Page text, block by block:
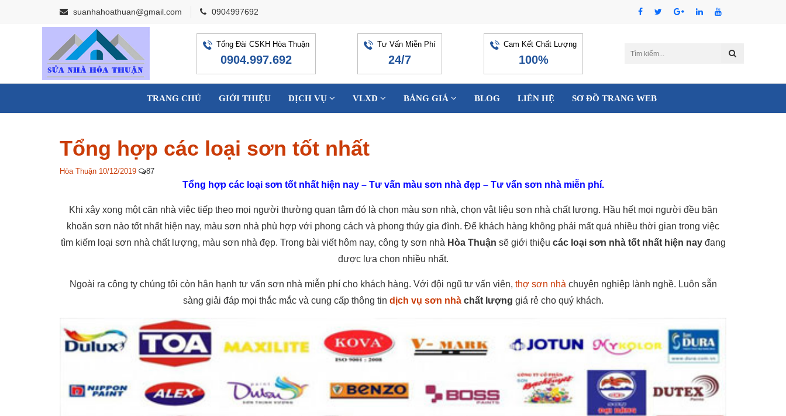
suanhahoathuan@gmail.com 0904997692
Tổng Đài CSKH Hòa Thuận
0904.997.692
Tư Vấn Miễn Phí
24/7
Cam Kết Chất Lượng
100%
TRANG CHỦ GIỚI THIỆU DỊCH VỤ VLXD BẢNG GIÁ BLOG LIÊN HỆ SƠ ĐỒ TRANG WEB
Tổng hợp các loại sơn tốt nhất
Hòa Thuận 10/12/2019 87
Tổng hợp các loại sơn tốt nhất hiện nay – Tư vấn màu sơn nhà đẹp – Tư vấn sơn nhà miễn phí.
Khi xây xong một căn nhà việc tiếp theo mọi người thường quan tâm đó là chọn màu sơn nhà, chọn vật liệu sơn nhà chất lượng. Hầu hết mọi người đều băn
khoăn sơn nào tốt nhất hiện nay, màu sơn nhà phù hợp với phong cách và phong thủy gia đình. Để khách hàng không phải mất quá nhiều thời gian trong việc
tìm kiếm loại sơn nhà chất lượng, màu sơn nhà đẹp. Trong bài viết hôm nay, công ty sơn nhà Hòa Thuận sẽ giới thiệu các loại sơn nhà tốt nhất hiện nayđang
được lựa chọn nhiều nhất.
Ngoài ra công ty chúng tôi còn hân hạnh tư vấn sơn nhà miễn phí cho khách hàng. Với đội ngũ tư vấn viên, thợ sơn nhà chuyên nghiệp lành nghề. Luôn sẵn
sàng giải đáp mọi thắc mắc và cung cấp thông tin dịch vụ sơn nhàchất lượng giá rẻ cho quý khách.